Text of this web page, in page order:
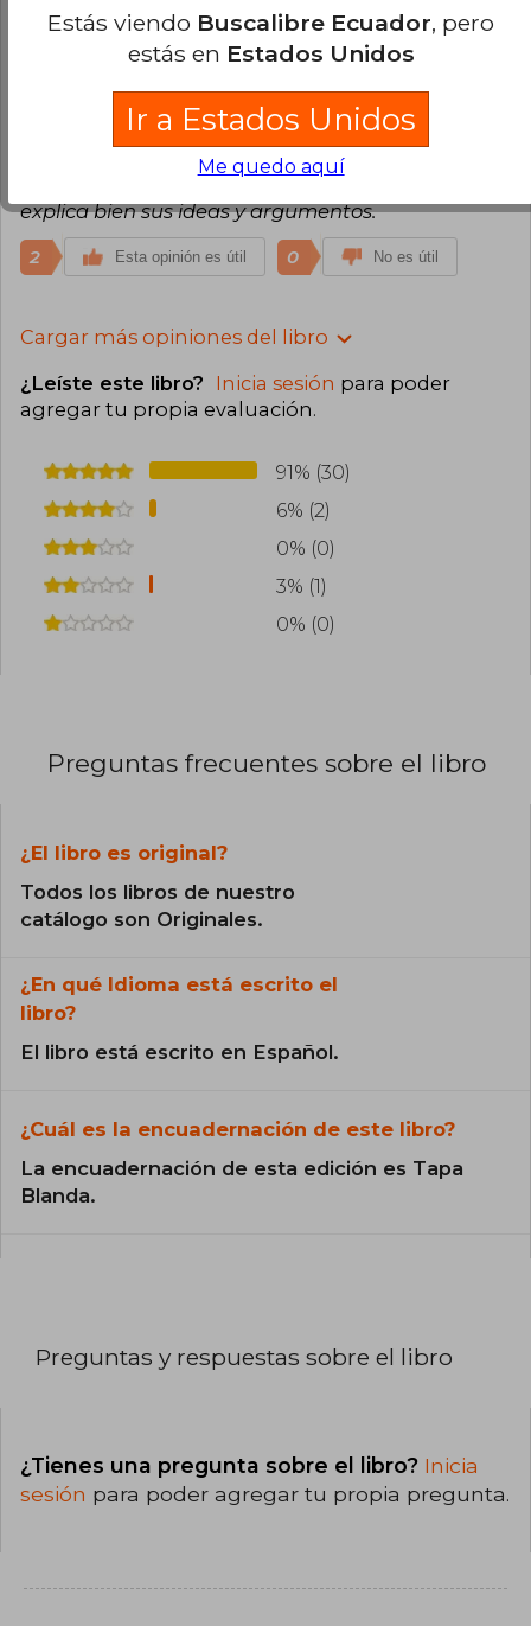
Compra Verificada
Demoro demasiado en llegar pero llego en buen
estado. El libro en general es bastante bueno,
explica bien sus ideas y argumentos.
2 Esta opinión es útil 0 No es útil
Cargar más opiniones del libro
¿Leíste este libro? Inicia sesión para poder
agregar tu propia evaluación.
91% (30)
6% (2)
0% (0)
3% (1)
0% (0)
Preguntas frecuentes sobre el libro
¿El libro es original?
Todos los libros de nuestro
catálogo son Originales.
¿En qué Idioma está escrito el
libro?
El libro está escrito en Español.
¿Cuál es la encuadernación de este libro?
La encuadernación de esta edición es Tapa
Blanda.
Preguntas y respuestas sobre el libro
¿Tienes una pregunta sobre el libro? Inicia
sesión para poder agregar tu propia pregunta.
Estás viendo Buscalibre Ecuador, pero
estás en Estados Unidos
Ir a Estados Unidos
Me quedo aquí